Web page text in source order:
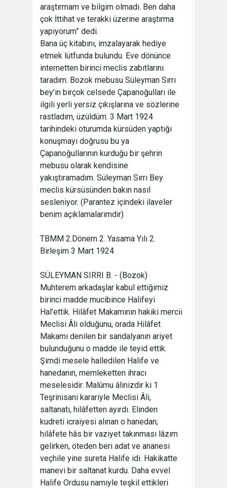
araştırmam ve bilgim olmadı. Ben daha
çok İttihat ve terakki üzerine araştırma
yapıyorum” dedi.
Bana üç kitabını, imzalayarak hediye
etmek lütfunda bulundu. Eve dönünce
internetten birinci meclis zabıtlarını
taradım. Bozok mebusu Süleyman Sırrı
bey’in birçok celsede Çapanoğulları ile
ilgili yerli yersiz çıkışlarına ve sözlerine
rastladım, üzüldüm. 3 Mart 1924
tarihindeki oturumda kürsüden yaptığı
konuşmayı doğrusu bu ya
Çapanoğullarının kurduğu bir şehrin
mebusu olarak kendisine
yakıştıramadım. Süleyman Sırrı Bey
meclis kürsüsünden bakın nasıl
sesleniyor. (Parantez içindeki ilaveler
benim açıklamalarımdır)
TBMM 2.Dönem 2. Yasama Yılı 2.
Birleşim 3 Mart 1924
SÜLEYMAN SIRRI B. - (Bozok)
Muhterem arkadaşlar kabul ettiğimiz
birinci madde mucibince Halifeyi
Hal'ettik. Hilâfet Makamının hakiki mercii
Meclisi Âli olduğunu, orada Hilâfet
Makamı denilen bir sandalyanın ariyet
bulunduğunu o madde ile teyid ettik.
Şimdi mesele halledilen Halife ve
hanedanın, memleketten ihracı
meselesidir. Malûmu âlinizdir ki 1
Teşrinisani karariyle Meclisi Âli,
saltanatı, hilâfetten ayırdı. Elinden
kudreti icraiyesi alınan o hanedan;
hilâfete hâs bir vaziyet takınması lâzım
gelirken, öteden beri adat ve ananesi
veçhile yine sureta Halife idi. Hakikatte
manevi bir saltanat kurdu. Daha evvel
Halife Ordusu namıyle teşkil ettikleri